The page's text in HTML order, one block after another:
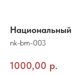
nk-bm-003
1000,00 р.